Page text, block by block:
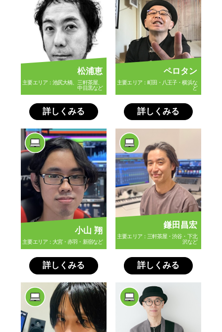
松浦恵
主要エリア：池尻大橋、三軒茶屋、
中目黒など
詳しくみる
ペロタン
主要エリア：町田・八王子・横浜な
ど
詳しくみる
小山 翔
主要エリア：大宮・赤羽・新宿など
詳しくみる
鎌田昌宏
主要エリア：三軒茶屋・渋谷・下北
沢など
詳しくみる